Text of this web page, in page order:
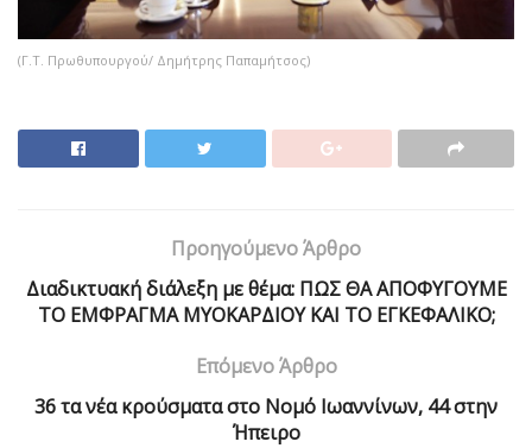
(Γ.Τ. Πρωθυπουργού/ Δημήτρης Παπαμήτσος)
Προηγούμενο Άρθρο
Διαδικτυακή διάλεξη με θέμα: ΠΩΣ ΘΑ ΑΠΟΦΥΓΟΥΜΕ
ΤΟ ΕΜΦΡΑΓΜΑ ΜΥΟΚΑΡΔΙΟΥ ΚΑΙ ΤΟ ΕΓΚΕΦΑΛΙΚΟ;
Επόμενο Άρθρο
36 τα νέα κρούσματα στο Νομό Ιωαννίνων, 44 στην
Ήπειρο